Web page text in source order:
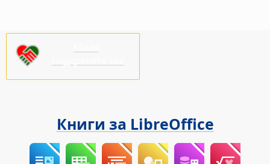
Книги за LibreOffice